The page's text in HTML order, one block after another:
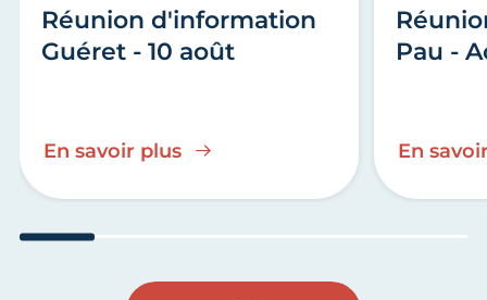
Réunion d'information
Guéret - 10 août
En savoir plus
Pau -
En